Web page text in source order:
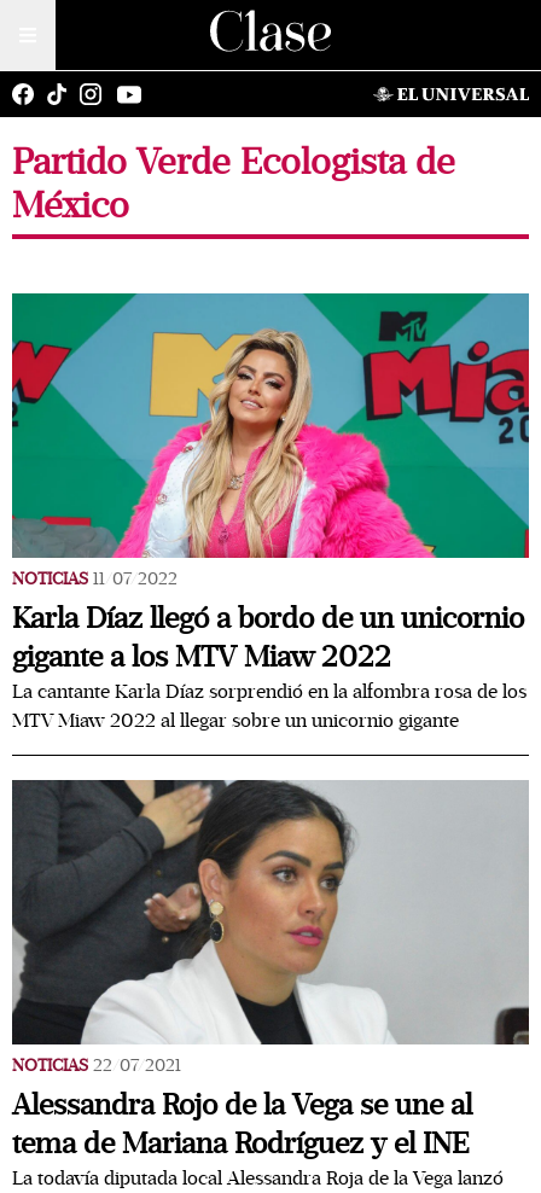
Partido Verde Ecologista de
México
NOTICIAS 11/07/2022
Karla Díaz llegó a bordo de un unicornio
gigante a los MTV Miaw 2022
La cantante Karla Díaz sorprendió en la alfombra rosa de los
MTV Miaw 2022 al llegar sobre un unicornio gigante
NOTICIAS 22/07/2021
Alessandra Rojo de la Vega se une al
tema de Mariana Rodríguez y el INE
La todavía diputada local Alessandra Roja de la Vega lanzó